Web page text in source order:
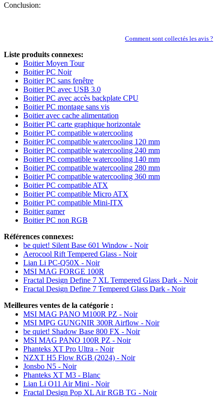
Conclusion:
Comment sont collectés les avis ?
Liste produits connexes:
Boitier Moyen Tour
Boitier PC Noir
Boitier PC sans fenêtre
Boitier PC avec USB 3.0
Boitier PC avec accès backplate CPU
Boitier PC montage sans vis
Boitier avec cache alimentation
Boitier PC carte graphique horizontale
Boitier PC compatible watercooling
Boitier PC compatible watercooling 120 mm
Boitier PC compatible watercooling 240 mm
Boitier PC compatible watercooling 140 mm
Boitier PC compatible watercooling 280 mm
Boitier PC compatible watercooling 360 mm
Boitier PC compatible ATX
Boitier PC compatible Micro ATX
Boitier PC compatible Mini-ITX
Boitier gamer
Boitier PC non RGB
Références connexes:
be quiet! Silent Base 601 Window - Noir
Aerocool Rift Tempered Glass - Noir
Lian Li PC-Q50X - Noir
MSI MAG FORGE 100R
Fractal Design Define 7 XL Tempered Glass Dark - Noir
Fractal Design Define 7 Tempered Glass Dark - Noir
Meilleures ventes de la catégorie :
MSI MAG PANO M100R PZ - Noir
MSI MPG GUNGNIR 300R Airflow - Noir
be quiet! Shadow Base 800 FX - Noir
MSI MAG PANO 100R PZ - Noir
Phanteks XT Pro Ultra - Noir
NZXT H5 Flow RGB (2024) - Noir
Jonsbo N5 - Noir
Phanteks XT M3 - Blanc
Lian Li O11 Air Mini - Noir
Fractal Design Pop XL Air RGB TG - Noir